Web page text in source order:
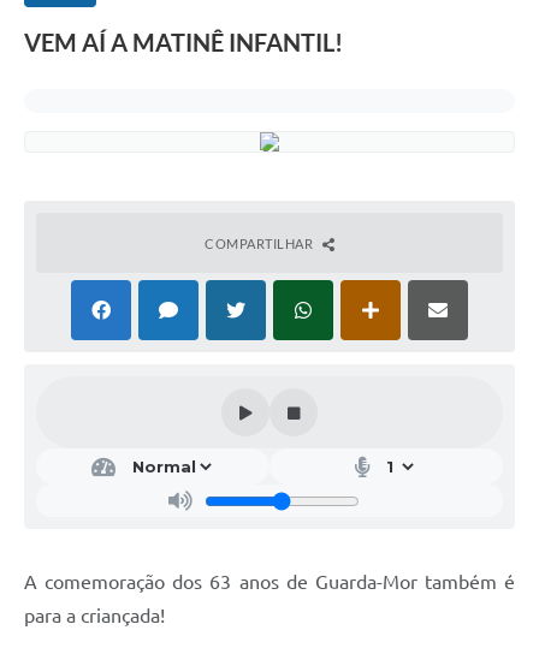
VEM AÍ A MATINÊ INFANTIL!
COMPARTILHAR
A comemoração dos 63 anos de Guarda-Mor também é
para a criançada!